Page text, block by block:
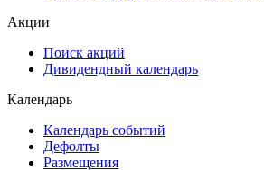
Акции
Поиск акций
Дивидендный календарь
Календарь
Календарь событий
Дефолты
Размещения